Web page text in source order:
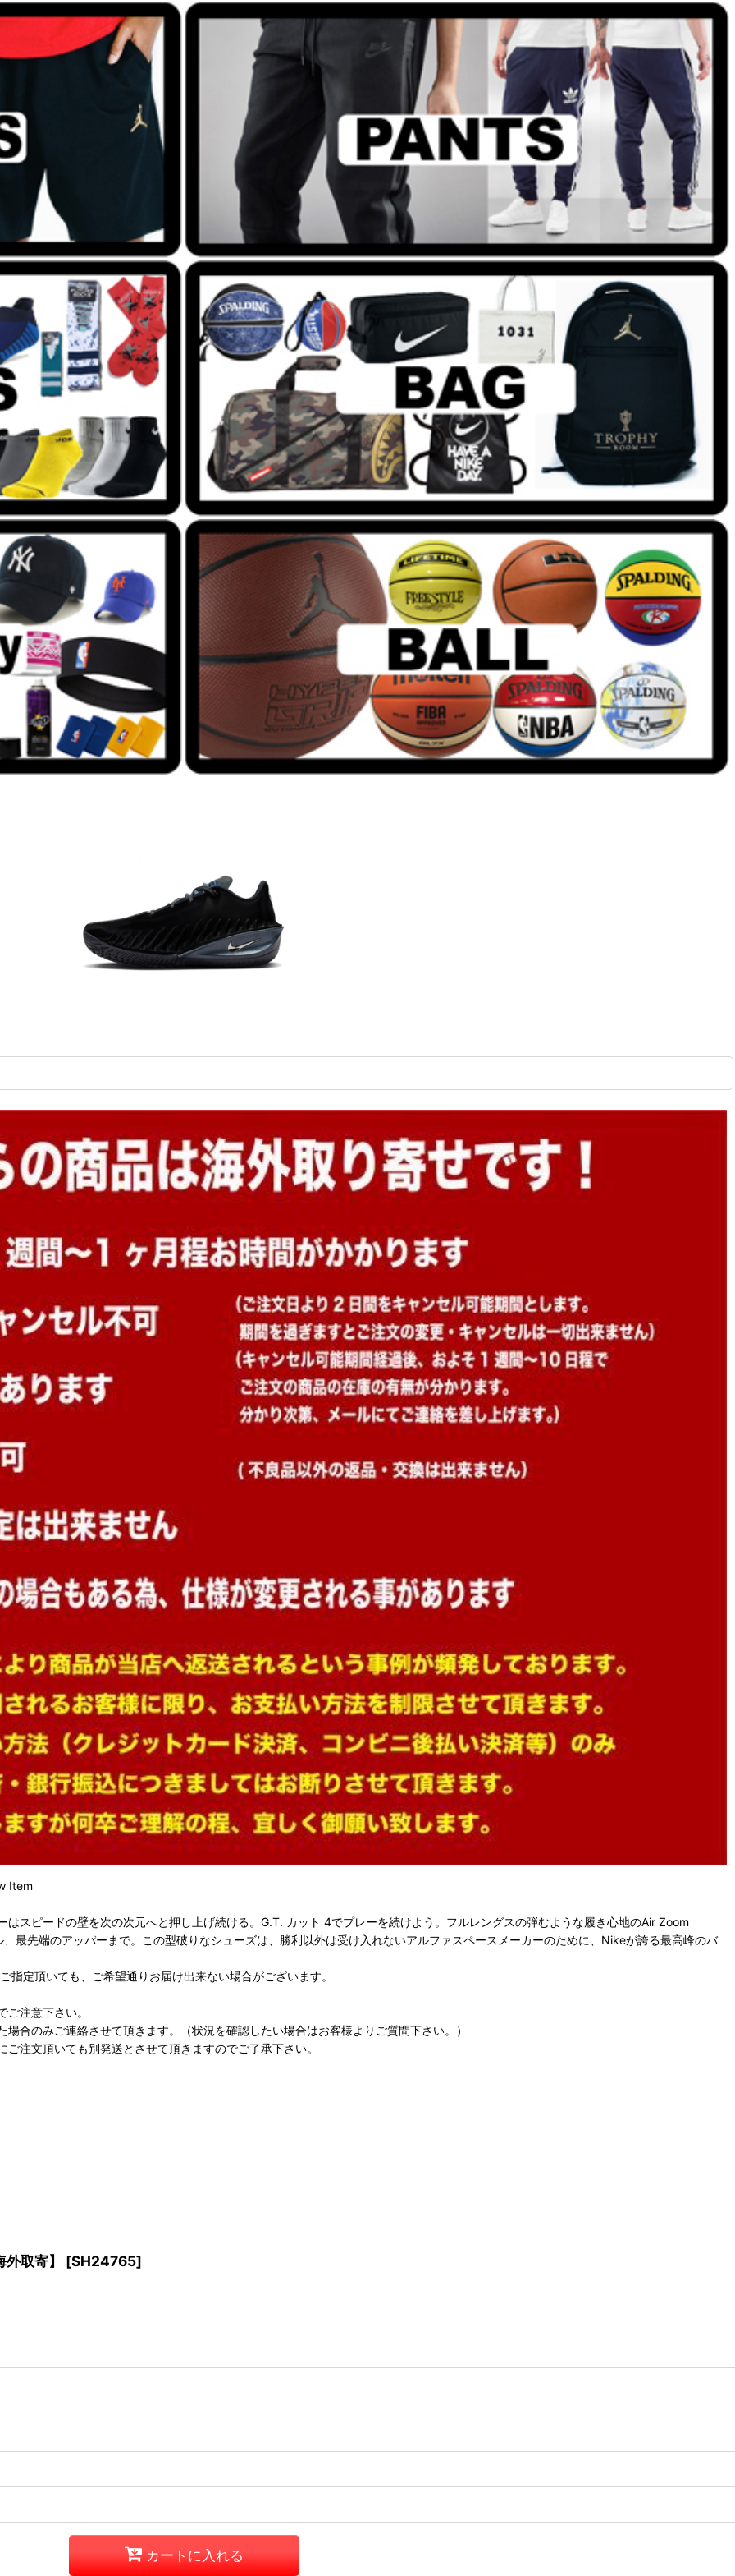
Item
スピードの壁を次の次元へと押し上げ続ける。G.T. カット 4でプレーを続けよう。フルレングスの弾むような履き心地のAir Zoom
最先端のアッパーまで。この型破りなシューズは、勝利以外は受け入れないアルファスペースメーカーのために、Nikeが誇る最高峰のバ
定頂いても、ご希望通りお届け出来ない場合がございます。
注意下さい。
合のみご連絡させて頂きます。（状況を確認したい場合はお客様よりご質問下さい。）
注文頂いても別発送とさせて頂きますのでご了承下さい。
取寄】 [SH24765]
カートに入れる